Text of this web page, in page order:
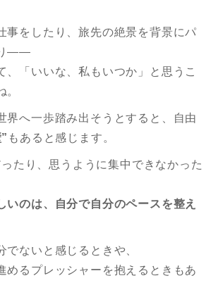
事をしたり、旅先の絶景を背景にパ
り——
、「いいな、私もいつか」と思うこ
。
界へ一歩踏み出そうとすると、自由
もあると感じます。
たり、思うように集中できなかった
いのは、自分で自分のペースを整え
でないと感じるときや、
めるプレッシャーを抱えるときもあ